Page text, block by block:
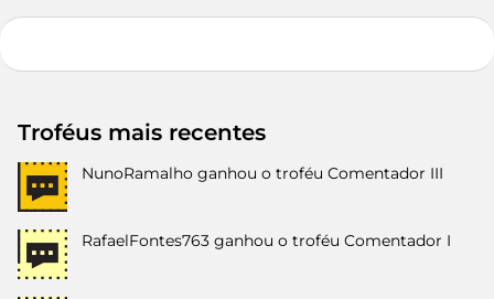
Troféus mais recentes
NunoRamalho ganhou o troféu Comentador III
RafaelFontes763 ganhou o troféu Comentador I